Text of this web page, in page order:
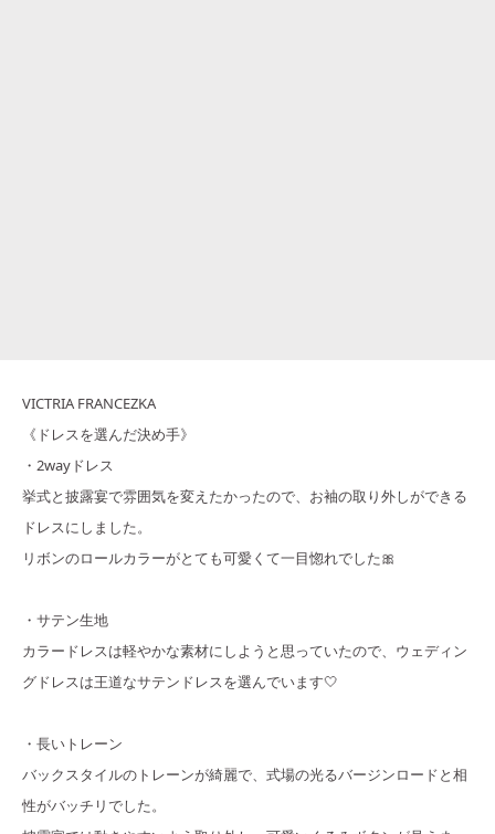
VICTRIA FRANCEZKA
《ドレスを選んだ決め手》
・2wayドレス
挙式と披露宴で雰囲気を変えたかったので、お袖の取り外しができる
ドレスにしました。
リボンのロールカラーがとても可愛くて一目惚れでした🎀
・サテン生地
カラードレスは軽やかな素材にしようと思っていたので、ウェディン
グドレスは王道なサテンドレスを選んでいます🤍
・長いトレーン
バックスタイルのトレーンが綺麗で、式場の光るバージンロードと相
性がバッチリでした。